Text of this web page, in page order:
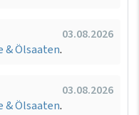
03.08.2026
& Ölsaaten.
03.08.2026
& Ölsaaten.